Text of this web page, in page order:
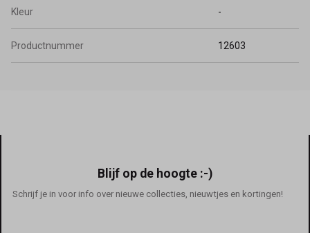
Kleur -
Productnummer 12603
Blijf op de hoogte :-)
Schrijf je in voor info over nieuwe collecties, nieuwtjes en kortingen!